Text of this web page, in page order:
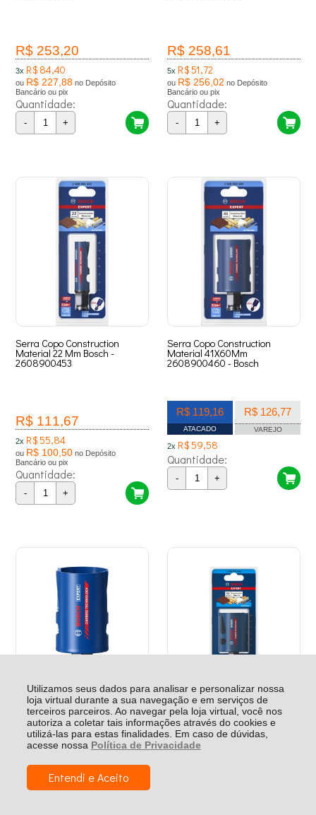
Utilizamos seus dados para analisar e personalizar nossa
loja virtual durante a sua navegação e em serviços de
terceiros parceiros. Ao navegar pela loja virtual, você nos
autoriza a coletar tais informações através do cookies e
utilizá-las para estas finalidades. Em caso de dúvidas,
acesse nossa Política de Privacidade
Entendi e Aceito
R$ 253,20
3x R$ 84,40
ou R$ 227,88 no Depósito
Bancário ou pix
Quantidade:
- +
R$ 258,61
5x R$ 51,72
ou R$ 256,02 no Depósito
Bancário ou pix
Quantidade:
- +
Serra Copo Construction
Material 22 Mm Bosch -
2608900453
R$ 111,67
2x R$ 55,84
ou R$ 100,50 no Depósito
Bancário ou pix
Quantidade:
- +
Serra Copo Construction
Material 41X60Mm
2608900460 - Bosch
R$ 119,16
ATACADO
R$ 126,77
VAREJO
2x R$ 59,58
Quantidade:
- +
Serra Copo Construction
Material 48 Mm Bosch -
2608900462
R$ 67,67
Serra Copo Construction
Material 51X60Mm Bosch -
2608900463